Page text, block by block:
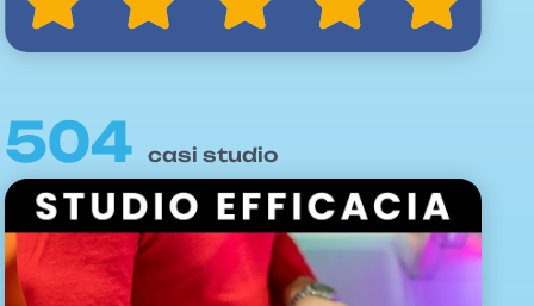
504 casi studio